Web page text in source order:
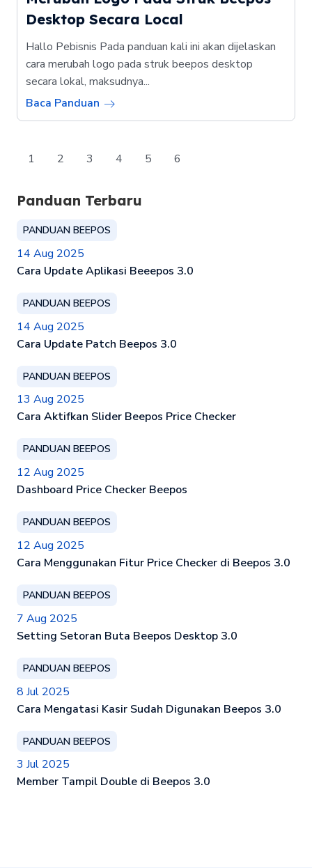
Desktop Secara Local
Hallo Pebisnis Pada panduan kali ini akan dijelaskan
cara merubah logo pada struk beepos desktop
secara lokal, maksudnya...
Baca Panduan
1 2 3 4 5 6
Panduan Terbaru
PANDUAN BEEPOS
14 Aug 2025
Cara Update Aplikasi Beeepos 3.0
PANDUAN BEEPOS
14 Aug 2025
Cara Update Patch Beepos 3.0
PANDUAN BEEPOS
13 Aug 2025
Cara Aktifkan Slider Beepos Price Checker
PANDUAN BEEPOS
12 Aug 2025
Dashboard Price Checker Beepos
PANDUAN BEEPOS
12 Aug 2025
Cara Menggunakan Fitur Price Checker di Beepos 3.0
PANDUAN BEEPOS
7 Aug 2025
Setting Setoran Buta Beepos Desktop 3.0
PANDUAN BEEPOS
8 Jul 2025
Cara Mengatasi Kasir Sudah Digunakan Beepos 3.0
PANDUAN BEEPOS
3 Jul 2025
Member Tampil Double di Beepos 3.0